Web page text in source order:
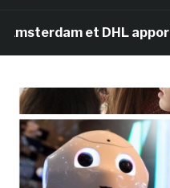
et DHL apportent